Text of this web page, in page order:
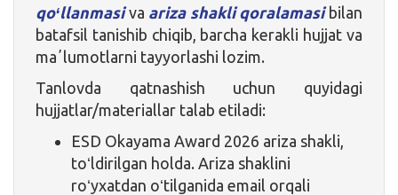
qoʻllanmasiva ariza shakli qoralamasibilan
batafsil tanishib chiqib, barcha kerakli hujjat va
maʼlumotlarni tayyorlashi lozim.
Tanlovda qatnashish uchun quyidagi
hujjatlar/materiallar talab etiladi:
ESD Okayama Award 2026 ariza shakli,
toʻldirilgan holda. Ariza shaklini
roʻyxatdan oʻtilganida email orqali